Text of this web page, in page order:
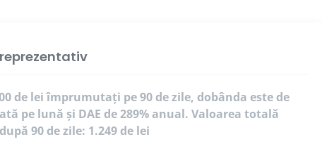
de lei împrumutați pe 90 de zile, dobânda este de
pe lună și DAE de 289% anual. Valoarea totală
90 de zile: 1.249 de lei